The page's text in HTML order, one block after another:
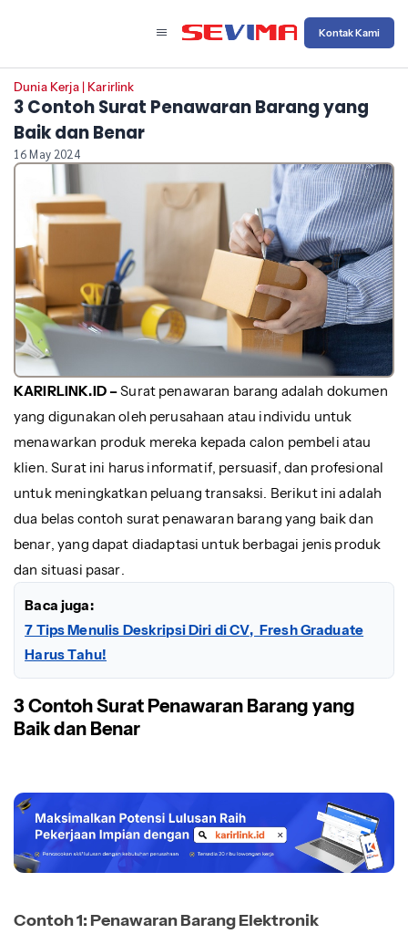
Kontak Kami
Dunia Kerja| Karirlink
3 Contoh Surat Penawaran Barang yang
Baik dan Benar
16 May 2024
KARIRLINK.ID –Surat penawaran barang adalah dokumen
yang digunakan oleh perusahaan atau individu untuk
menawarkan produk mereka kepada calon pembeli atau
klien. Surat ini harus informatif, persuasif, dan profesional
untuk meningkatkan peluang transaksi. Berikut ini adalah
dua belas contoh surat penawaran barang yang baik dan
benar, yang dapat diadaptasi untuk berbagai jenis produk
dan situasi pasar.
Baca juga:
7 Tips Menulis Deskripsi Diri di CV, Fresh Graduate
Harus Tahu!
3 Contoh Surat Penawaran Barang yang
Baik dan Benar
Contoh 1: Penawaran Barang Elektronik